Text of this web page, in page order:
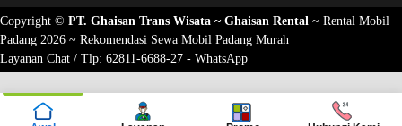
Copyright © PT. Ghaisan Trans Wisata ~ Ghaisan Rental ~ Rental Mobil
Padang 2026 ~ Rekomendasi Sewa Mobil Padang Murah
Layanan Chat / Tlp: 62811-6688-27 - WhatsApp